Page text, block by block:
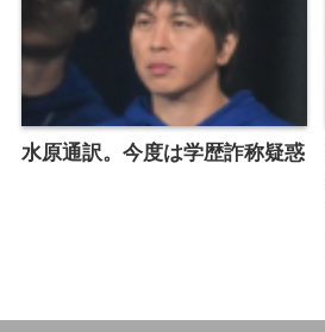
水原通訳。今度は学歴詐称疑惑